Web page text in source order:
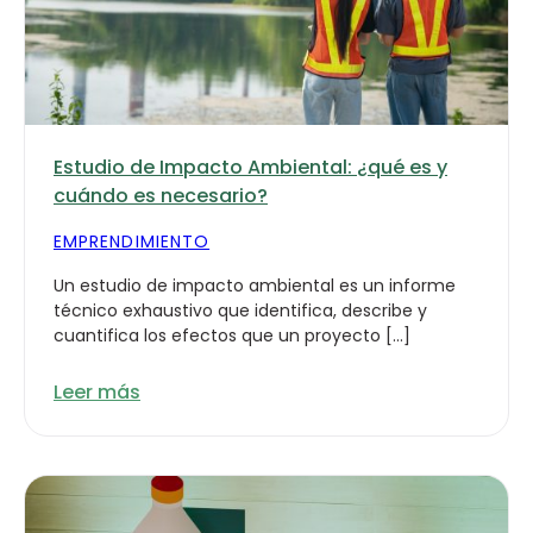
Estudio de Impacto Ambiental: ¿qué es y
cuándo es necesario?
EMPRENDIMIENTO
Un estudio de impacto ambiental es un informe
técnico exhaustivo que identifica, describe y
cuantifica los efectos que un proyecto […]
Leer más